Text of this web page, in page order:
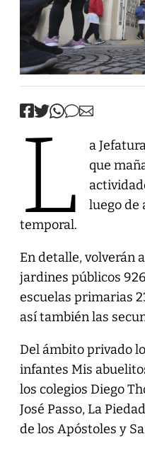
L
a
que
luego de
temporal.
En detalle, volverán
jardines públicos
escuelas primarias
así también las
Del ámbito privado
infantes Mis
los colegios Diego
José Passo, La
de los Apóstoles y